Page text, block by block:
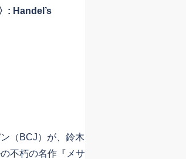
: Handel’s
（BCJ）が、鈴木
不朽の名作『メサ